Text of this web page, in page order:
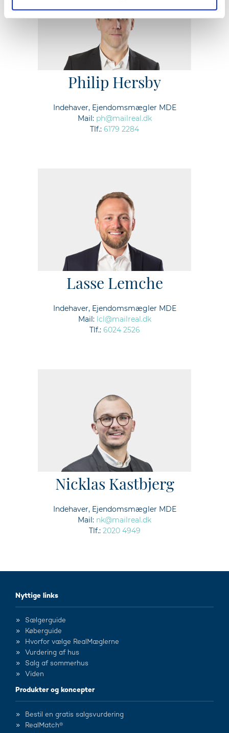
Philip Hersby
Indehaver, Ejendomsmægler MDE
Mail: ph@mailreal.dk
Tlf.: 6179 2284
Lasse Lemche
Indehaver, Ejendomsmægler MDE
Mail: lcl@mailreal.dk
Tlf.: 6024 2526
Nicklas Kastbjerg
Indehaver, Ejendomsmægler MDE
Mail: nk@mailreal.dk
Tlf.: 2020 4949
Nyttige links
Sælgerguide
Køberguide
Hvorfor vælge RealMæglerne
Vurdering af hus
Salg af sommerhus
Viden
Produkter og koncepter
Bestil en gratis salgsvurdering
RealMatch®